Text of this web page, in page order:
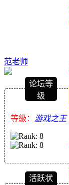
范老师
论坛等
级
等級： 游戏之王
活跃状